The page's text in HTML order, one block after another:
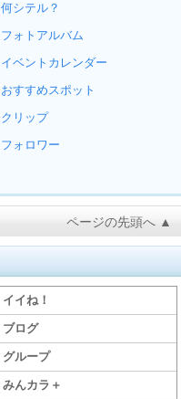
何シテル？
フォトアルバム
イベントカレンダー
おすすめスポット
クリップ
フォロワー
ページの先頭へ ▲
イイね！
ブログ
グループ
みんカラ＋